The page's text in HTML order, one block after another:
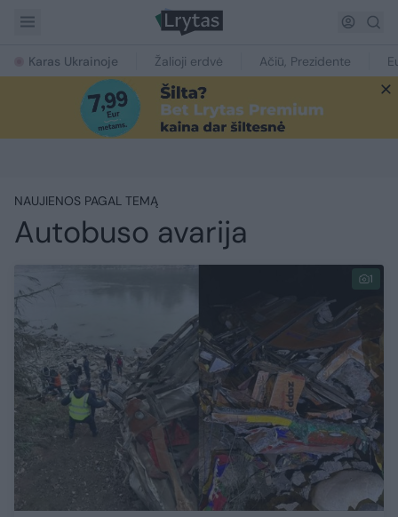
Karas Ukrainoje Žalioji erdvė Ačiū, Prezidente
NAUJIENOS PAGAL TEMĄ
Autobuso avarija
1